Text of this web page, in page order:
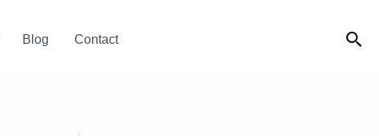
Blog Contact